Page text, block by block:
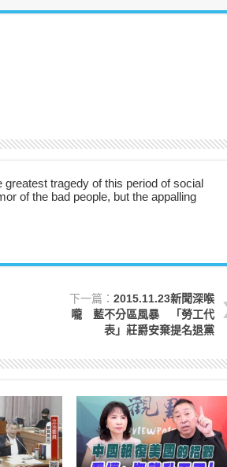
tragedy of this period of social
of the bad people, but the appalling
下一篇： 2015.11.23新聞深喉
嚨 藍不分區風暴 「勞工代
表」莊爵安棄提名退黨